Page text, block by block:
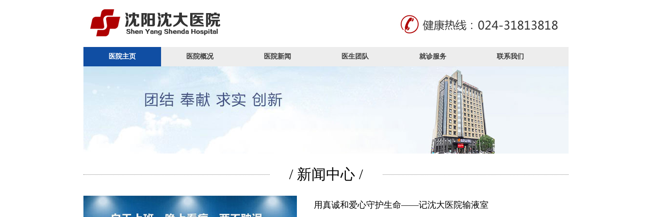
医院主页 医院概况 医院新闻 医生团队 就诊服务 联系我们
/ 新闻中心 /
用真诚和爱心守护生命——记沈大医院输液室